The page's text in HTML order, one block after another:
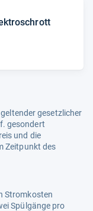
gesetzlicher
gesondert
und die
Zeitpunkt des
Stromkosten
Spülgänge pro